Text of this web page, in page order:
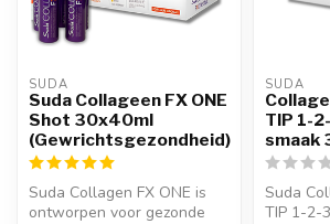
SUDA
Suda Collageen FX ONE
Shot 30x40ml
(Gewrichtsgezondheid)
Suda Collagen FX ONE is
ontworpen voor gezonde
SUDA
TIP 1-
smaak
Suda
TIP 1-2-